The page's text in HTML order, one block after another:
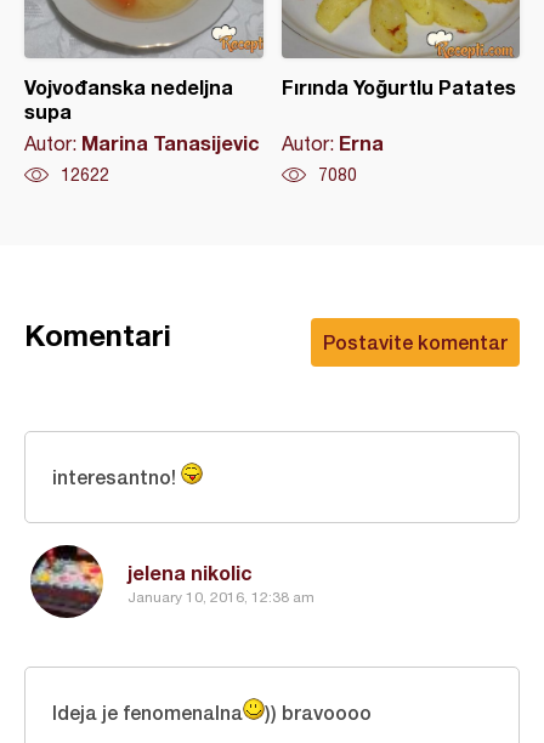
Vojvođanska nedeljna
supa
Autor: Marina Tanasijevic
12622
Fırında Yoğurtlu Patates
Autor: Erna
7080
Postavite komentar
Komentari
jelena nikolic
January 10, 2016, 12:38 am
interesantno!
Ideja je fenomenalna )) bravoooo